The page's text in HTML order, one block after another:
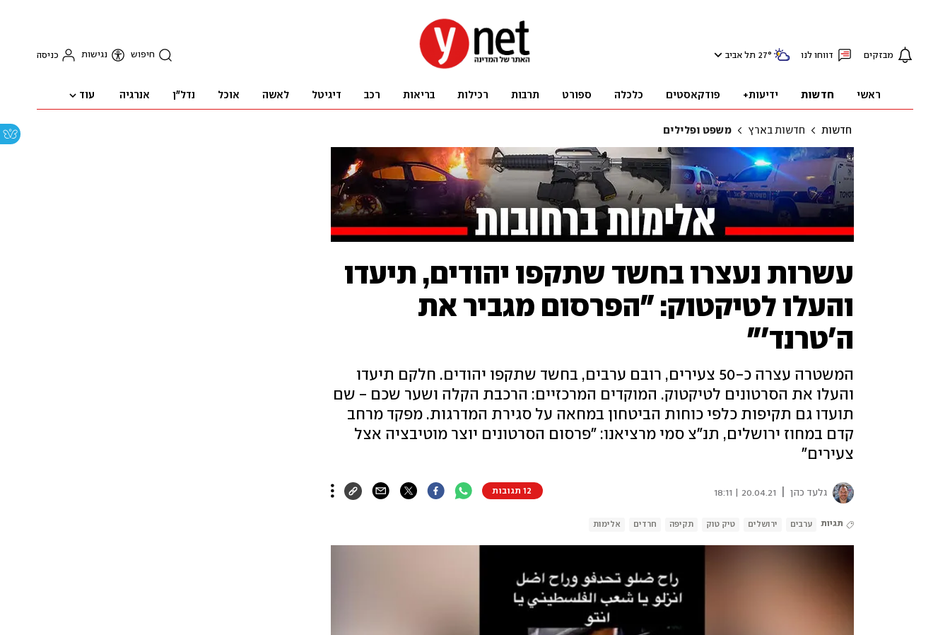
מבזקים דווחו לנו 27° תל אביב חיפוש נגישות כניסה
ראשי חדשות ידיעות+ פודקאסטים כלכלה ספורט תרבות רכילות בריאות רכב דיגיטל לאשה אוכל נדל"ן אנרגיה עוד
חדשות חדשות בארץ משפט ופלילים
עשרות נעצרו בחשד שתקפו יהודים, תיעדו
והעלו לטיקטוק: "הפרסום מגביר את
ה'טרנד'"
המשטרה עצרה כ-50 צעירים, רובם ערבים, בחשד שתקפו יהודים. חלקם תיעדו
והעלו את הסרטונים לטיקטוק. המוקדים המרכזיים: הרכבת הקלה ושער שכם - שם
תועדו גם תקיפות כלפי כוחות הביטחון במחאה על סגירת המדרגות. מפקד מרחב
קדם במחוז ירושלים, תנ"צ סמי מרציאנו: "פרסום הסרטונים יוצר מוטיבציה אצל
צעירים"
גלעד כהן 20.04.21 | 18:11 12 תגובות
תגיות ערבים ירושלים טיק טוק תקיפה חרדים אלימות